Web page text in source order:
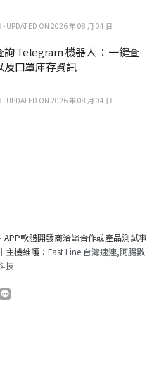
UPDATED ON 2026 年 08 月 04 日
詢 Telegram 機器人 ：一鍵查
及口罩庫存資訊
UPDATED ON 2026 年 08 月 04 日
軟體開發商洽談合作或產品測試事
主機維護： Fast Line 台灣速連,阿腸數
技